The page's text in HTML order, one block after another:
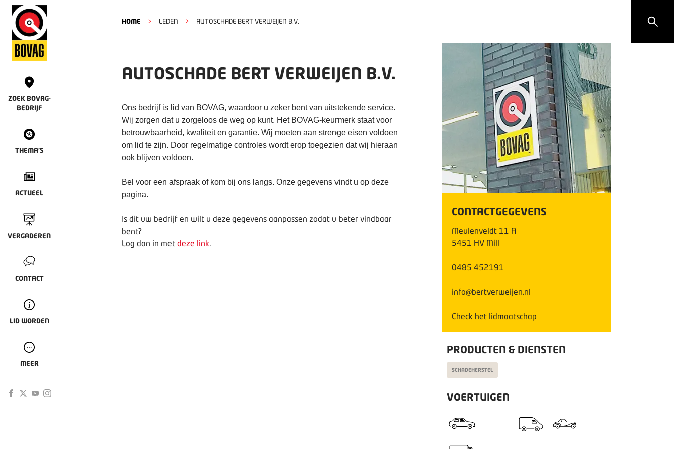
ZOEK BOVAG-
BEDRIJF
THEMA'S
ACTUEEL
VERGADEREN
CONTACT
LID WORDEN
MEER
HOME > LEDEN > AUTOSCHADE BERT VERWEIJEN B.V.
AUTOSCHADE BERT VERWEIJEN B.V.
Ons bedrijf is lid van BOVAG, waardoor u zeker bent van uitstekende service.
Wij zorgen dat u zorgeloos de weg op kunt. Het BOVAG-keurmerk staat voor
betrouwbaarheid, kwaliteit en garantie. Wij moeten aan strenge eisen voldoen
om lid te zijn. Door regelmatige controles wordt erop toegezien dat wij hieraan
ook blijven voldoen.
Bel voor een afspraak of kom bij ons langs. Onze gegevens vindt u op deze
pagina.
Is dit uw bedrijf en wilt u deze gegevens aanpassen zodat u beter vindbaar
bent?
Log dan in met deze link.
CONTACTGEGEVENS
Meulenveldt 11 A
5451 HV Mill
0485 452191
info@bertverweijen.nl
Check het lidmaatschap
PRODUCTEN & DIENSTEN
SCHADEHERSTEL
VOERTUIGEN